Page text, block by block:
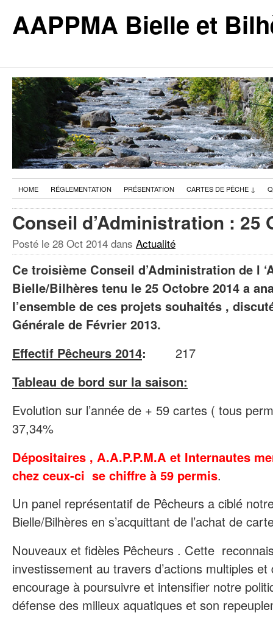
AAPPMA Bielle et
HOME RÉGLEMENTATION PRÉSENTATION CARTES DE PÊCHE ↓
Conseil d’Administration : 25
Posté le 28 Oct 2014 dans Actualité
Ce troisième Conseil d’Administration de l
Bielle/Bilhères tenu le 25 Octobre 2014 a
l’ensemble de ces projets souhaités ,
Générale de Février 2013.
Effectif Pêcheurs 2014: 217
Tableau de bord sur la saison:
Evolution sur l’année de + 59 cartes ( tous
37,34%
Dépositaires , A.A.P.P.M.A et Internautes
chez ceux-ci se chiffre à 59 permis.
Un panel représentatif de Pêcheurs a ciblé
Bielle/Bilhères en s’acquittant de l’achat de
Nouveaux et fidèles Pêcheurs . Cette
investissement au travers d’actions multiples
encourage à poursuivre et intensifier notre
défense des milieux aquatiques et son